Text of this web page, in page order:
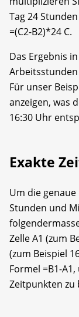
Tag 24
=(C2-B2)*24 C.
Das Ergebnis
Für unser
anzeigen, was
16:30 Uhr
Exakte
Um die
Stunden und
Zelle A1 (zum
(zum Beispiel
Formel =B1-
Zeitpunkten zu